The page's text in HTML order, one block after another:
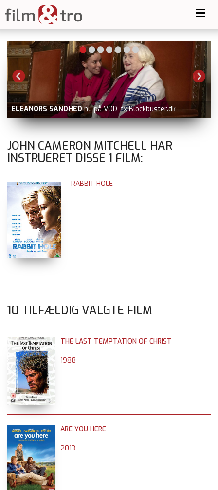
ELEANORS SANDHED nu på VOD, fx Blockbuster.dk
JOHN CAMERON MITCHELL HAR
INSTRUERET DISSE 1 FILM:
RABBIT HOLE
10 TILFÆLDIG VALGTE FILM
THE LAST TEMPTATION OF CHRIST
1988
ARE YOU HERE
2013